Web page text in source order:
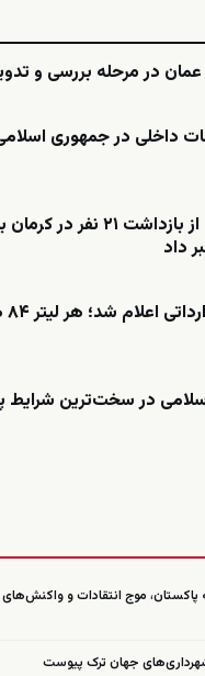
عمان در مرحله بررسی و
داخلی در جمهوری اسلامی
وزارت اطلاعات ایران از بازداشت ۲۱
داد
در سخت‌ترین شرایط
پاکستان، موج انتقادات و
جهان ترک پیوست